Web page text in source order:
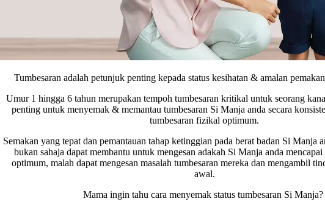
Tumbesaran adalah petunjuk penting kepada status kesihatan & amalan
Umur 1 hingga 6 tahun merupakan tempoh tumbesaran kritikal untuk seorang
penting untuk menyemak & memantau tumbesaran Si Manja anda secara
tumbesaran fizikal optimum.
Semakan yang tepat dan pemantauan tahap ketinggian pada berat badan Si Manja
bukan sahaja dapat membantu untuk mengesan adakah Si Manja anda
optimum, malah dapat mengesan masalah tumbesaran mereka dan mengambil
awal.
Mama ingin tahu cara menyemak status tumbesaran Si Manja?